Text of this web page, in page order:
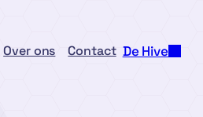
Over ons Contact De Hive